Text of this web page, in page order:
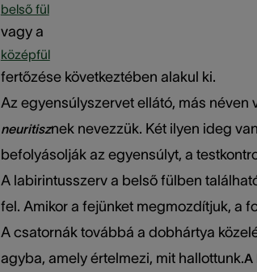
belső fül
vagy a
középfül
fertőzése következtében alakul ki.
Az egyensúlyszervet ellátó, más
neuritisznek nevezzük. Két ilyen ideg
befolyásolják az egyensúlyt, a
A labirintusszerv a belső fülben
fel. Amikor a fejünket megmozdítjuk, a
A csatornák továbbá a dobhártya
agyba, amely értelmezi, mit hallottunk.A